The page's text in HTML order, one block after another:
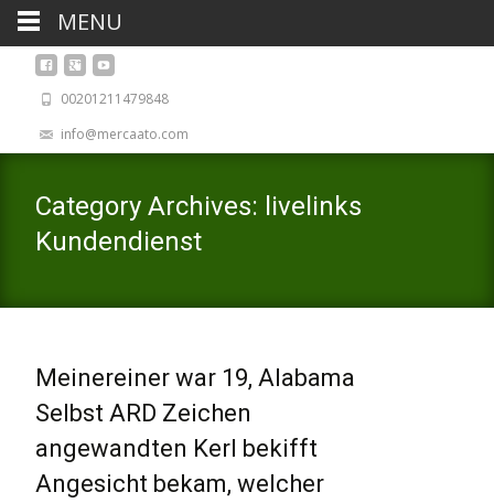
00201211479848
info@mercaato.com
Category Archives: livelinks
Kundendienst
Meinereiner war 19, Alabama
Selbst ARD Zeichen
angewandten Kerl bekifft
Angesicht bekam, welcher
MENU